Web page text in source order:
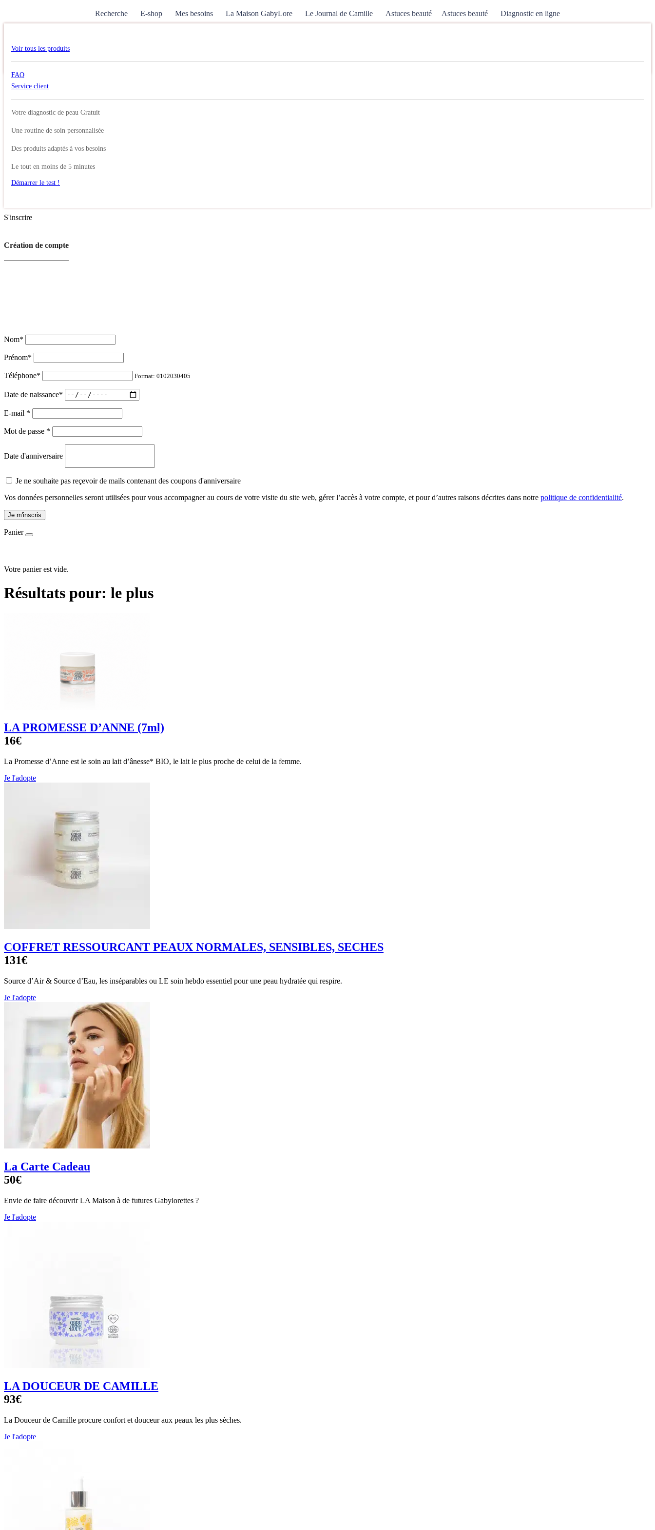
Recherche E-shop Mes besoins La Maison GabyLore Le Journal de Camille Astuces beauté Astuces beauté
Voir tous les produits
FAQ
Service client
Votre diagnostic de peau Gratuit
Une routine de soin personnalisée
Des produits adaptés à vos besoins
Le tout en moins de 5 minutes
Démarrer le test !
Diagnostic en ligne
Search
Rechercher
Se connecter
Identifiant ou e-mail*
Mot de passe *
Se souvenir de moi
Se connecter
S'inscrire
Création de compte
Nom*
Prénom*
Téléphone* Format: 0102030405
Date de naissance*
E-mail *
Mot de passe *
Date d'anniversaire
Je ne souhaite pas reçevoir de mails contenant des coupons d'anniversaire
Vos données personnelles seront utilisées pour vous accompagner au cours de votre visite du site web, gérer l’accès à votre compte, et pour d’autres raisons décrites dans notre politique de confidentialité.
Je m'inscris
Panier
Votre panier est vide.
Résultats pour: le plus
LA PROMESSE D’ANNE (7ml)
16€
La Promesse d’Anne est le soin au lait d’ânesse* BIO, le lait le plus proche de celui de la femme.
Je l'adopte
COFFRET RESSOURCANT PEAUX NORMALES, SENSIBLES, SECHES
131€
Source d’Air & Source d’Eau, les inséparables ou LE soin hebdo essentiel pour une peau hydratée qui respire.
Je l'adopte
La Carte Cadeau
50€
Envie de faire découvrir LA Maison à de futures Gabylorettes ?
Je l'adopte
LA DOUCEUR DE CAMILLE
93€
La Douceur de Camille procure confort et douceur aux peaux les plus sèches.
Je l'adopte